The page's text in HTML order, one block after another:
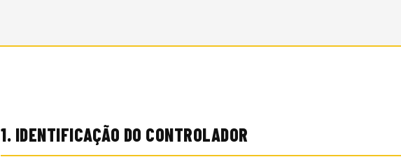
1. IDENTIFICAÇÃO DO CONTROLADOR